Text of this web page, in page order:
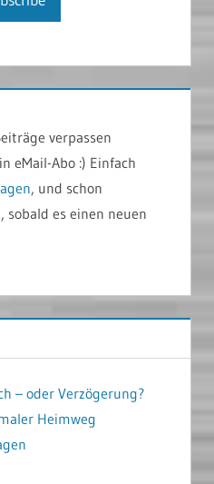
verpassen
eMail-Abo :) Einfach
, und schon
sobald es einen neuen
– oder Verzögerung?
Heimweg